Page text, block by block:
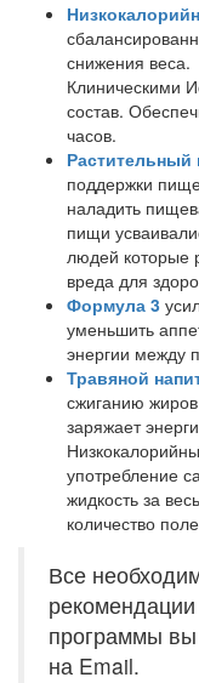
снижения
Клиническими
состав.
часов.
Растительный
поддержки
наладить
пищи
людей которые
вреда для
Формула 3
уменьшить
энергии между
Травяной
сжиганию
заряжает
употребление
жидкость за
количество
Все
программы
на Email.